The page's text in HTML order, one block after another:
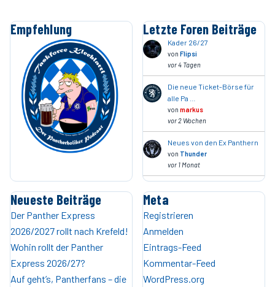
Empfehlung Letzte Foren Beiträge
Kader 26/27
von Flipsi
vor 4 Tagen
Die neue Ticket-Börse für
alle Pa …
von markus
vor 2 Wochen
Neues von den Ex Panthern
von Thunder
vor 1 Monat
Neueste Beiträge
Der Panther Express
2026/2027 rollt nach Krefeld!
Wohin rollt der Panther
Express 2026/27?
Auf geht’s, Pantherfans – die
Meta
Registrieren
Anmelden
Eintrags-Feed
Kommentar-Feed
WordPress.org